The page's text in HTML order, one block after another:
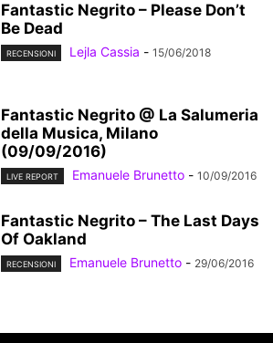
Fantastic Negrito – Please Don’t
Be Dead
RECENSIONI Lejla Cassia - 15/06/2018
Fantastic Negrito @ La Salumeria
della Musica, Milano
(09/09/2016)
LIVE REPORT Emanuele Brunetto - 10/09/2016
Fantastic Negrito – The Last Days
Of Oakland
RECENSIONI Emanuele Brunetto - 29/06/2016